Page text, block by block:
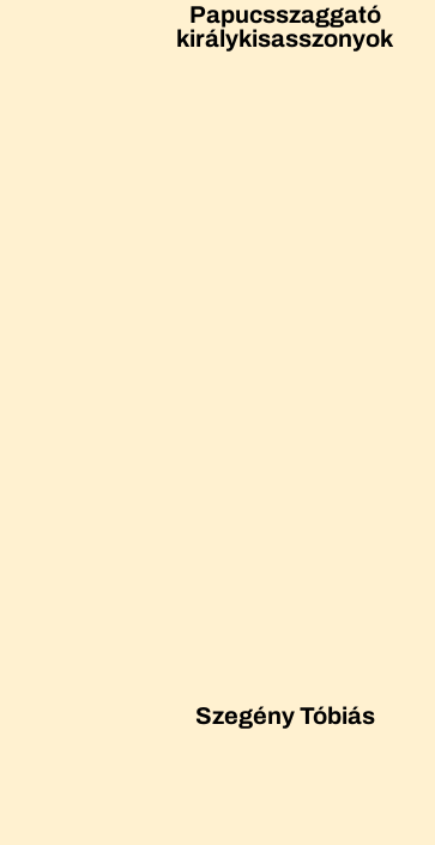
Papucsszaggató
királykisasszonyok
Szegény Tóbiás